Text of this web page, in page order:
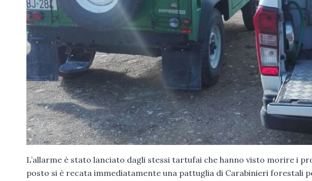
L’allarme è stato lanciato dagli stessi tartufai che hanno visto morire i
posto si è recata immediatamente una pattuglia di Carabinieri forestali